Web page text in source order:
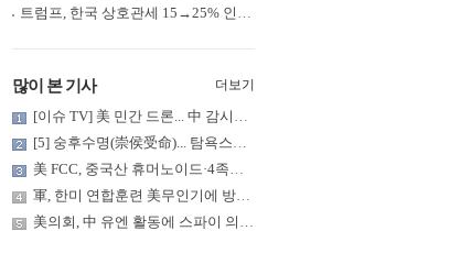
트럼프, 한국 상호관세 15→25% 인상... “韓 국회 무력합의 미비준”....
많이 본 기사 더보기
[이슈 TV] 美 민간 드론... 中 감시망 뚫고 군함 근접 촬영
[5] 숭후수명(崇侯受命)... 탐욕스러운 북백후, 정벌의 기치를 올.....
美 FCC, 중국산 휴머노이드·4족보행 로봇·전력 인버터 신규 수입 .....
軍, 한미 연합훈련 美무인기에 방공태세 발령... 왜?
美의회, 中 유엔 활동에 스파이 의혹 제기